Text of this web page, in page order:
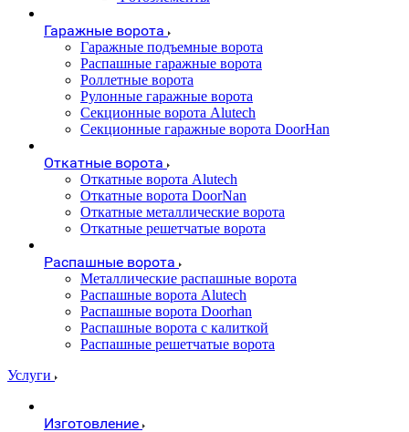
Гаражные ворота
Гаражные подъемные ворота
Распашные гаражные ворота
Роллетные ворота
Рулонные гаражные ворота
Секционные ворота Alutech
Секционные гаражные ворота DoorHan
Откатные ворота
Откатные ворота Alutech
Откатные ворота DoorNan
Откатные металлические ворота
Откатные решетчатые ворота
Распашные ворота
Металлические распашные ворота
Распашные ворота Alutech
Распашные ворота Doorhan
Распашные ворота с калиткой
Распашные решетчатые ворота
Услуги
Изготовление